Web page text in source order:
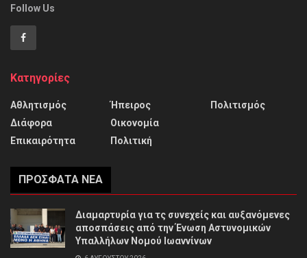
Follow Us
Κατηγορίες
Αθλητισμός
Διάφορα
Επικαιρότητα
Ήπειρος
Οικονομία
Πολιτική
Πολιτισμός
ΠΡΌΣΦΑΤΑ ΝΈΑ
Διαμαρτυρία για τς συνεχείς και αυξανόμενες
αποσπάσεις από την Ένωση Αστυνομικών
Υπαλλήλων Νομού Ιωαννίνων